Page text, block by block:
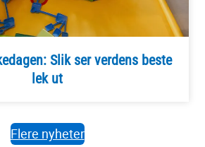
Slik ser verdens beste
lek ut
Flere nyheter